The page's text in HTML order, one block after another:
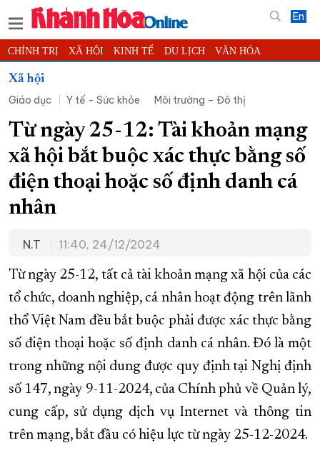
En
CHÍNH TRỊ XÃ HỘI KINH TẾ DU LỊCH VĂN HÓA
THỂ THAO
KHOA HỌC - CÔNG NGHỆ PHÁP LUẬT BẠN ĐỌC
THẾ GIỚI MULTIMEDIA VIDEO ĐỌC BÁO ONLINE
PODCAST THÔNG TIN - QUẢNG CÁO
QUY HOẠCH TỈNH KHÁNH HÒA
TRƯỜNG SA BIỂN ĐẢO QUÊ HƯƠNG
XÂY DỰNG NÔNG THÔN MỚI LỊCH CẮT ĐIỆN
TÀU - XE - MÁY BAY
KỶ NIỆM 370 NĂM XÂY DỰNG VÀ PHÁT TRIỂN TỈNH KHÁNH HÒA
KHOẢNH KHẮC ĐẸP XỨ TRẦM
XÂY DỰNG KHÁNH HÒA TRỞ THÀNH THÀNH PHỐ TRỰC THUỘC
ĐẠI HỘI ĐẢNG CÁC CẤP TRANG CHỦ VỀ BÁO KHÁNH HÒA
Xã hội
Giáo dục
Y tế - Sức khỏe Môi trường – Đô thị
Từ ngày 25-12: Tài khoản mạng
xã hội bắt buộc xác thực bằng số
điện thoại hoặc số định danh cá
nhân
N.T 11:40, 24/12/2024
Từ ngày 25-12, tất cả tài khoản mạng xã hội của các
tổ chức, doanh nghiệp, cá nhân hoạt động trên lãnh
thổ Việt Nam đều bắt buộc phải được xác thực bằng
số điện thoại hoặc số định danh cá nhân. Đó là một
trong những nội dung được quy định tại Nghị định
số 147, ngày 9-11-2024, của Chính phủ về Quản lý,
cung cấp, sử dụng dịch vụ Internet và thông tin
trên mạng, bắt đầu có hiệu lực từ ngày 25-12-2024.